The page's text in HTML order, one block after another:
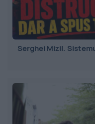
Serghei Mizil.